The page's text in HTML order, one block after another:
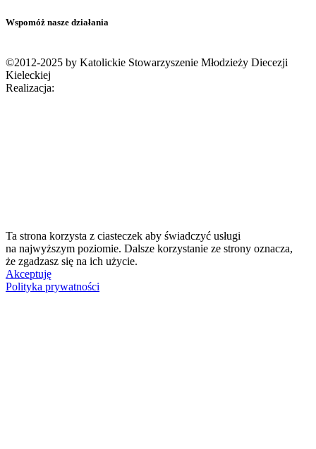
Wspomóż nasze działania
©2012-2025 by Katolickie Stowarzyszenie Młodzieży Diecezji
Kieleckiej
Realizacja:
Ta strona korzysta z ciasteczek aby świadczyć usługi
na najwyższym poziomie. Dalsze korzystanie ze strony oznacza,
że zgadzasz się na ich użycie.
Akceptuję
Polityka prywatności